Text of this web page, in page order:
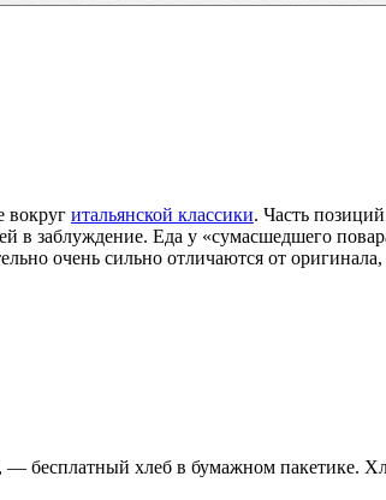
вокруг итальянской классики. Часть
в заблуждение. Еда у «сумасшедшего
очень сильно отличаются от
бесплатный хлеб в бумажном пакетике.